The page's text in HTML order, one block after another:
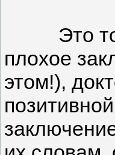
Это
плохое
этом!),